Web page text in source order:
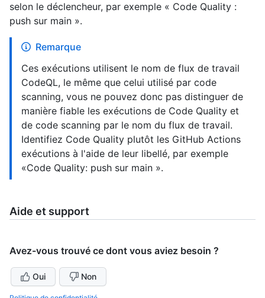
selon le déclencheur, par exemple « Code Quality :
push sur main ».
Remarque
Ces exécutions utilisent le nom de flux de travail
CodeQL, le même que celui utilisé par code
scanning, vous ne pouvez donc pas distinguer de
manière fiable les exécutions de Code Quality et
de code scanning par le nom du flux de travail.
Identifiez Code Quality plutôt les GitHub Actions
exécutions à l'aide de leur libellé, par exemple
«Code Quality: push sur main ».
Aide et support
Avez-vous trouvé ce dont vous aviez besoin ?
Oui Non